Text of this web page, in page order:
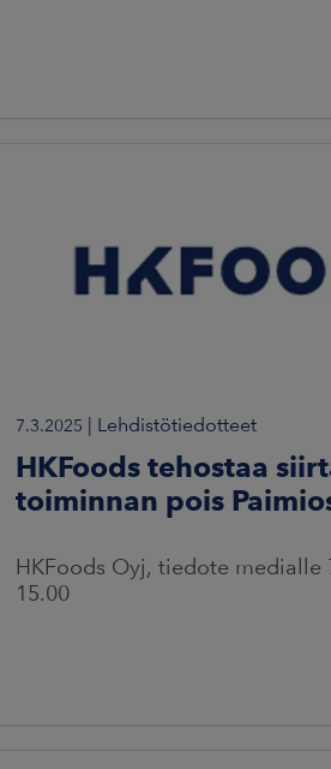
7.3.2025 | Lehdistötiedotteet
HKFoods tehostaa
toiminnan pois
HKFoods Oyj, tiedote medialle
15.00